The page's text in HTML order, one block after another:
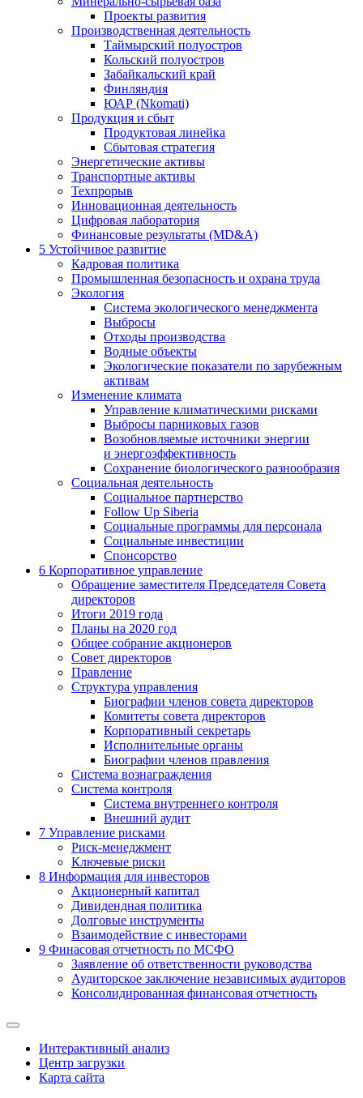
Проекты развития
Производственная деятельность
Таймырский полуостров
Кольский полуостров
Забайкальский край
Финляндия
ЮАР (Nkomati)
Продукция и сбыт
Продуктовая линейка
Сбытовая стратегия
Энергетические активы
Транспортные активы
Техпрорыв
Инновационная деятельность
Цифровая лаборатория
Финансовые результаты (MD&A)
5 Устойчивое развитие
Кадровая политика
Промышленная безопасность и охрана труда
Экология
Система экологического менеджмента
Выбросы
Отходы производства
Водные объекты
Экологические показатели по зарубежным
активам
Изменение климата
Управление климатическими рисками
Выбросы парниковых газов
Возобновляемые источники энергии
и энергоэффективность
Сохранение биологического разнообразия
Социальная деятельность
Социальное партнерство
Follow Up Siberia
Социальные программы для персонала
Социальные инвестиции
Спонсорство
6 Корпоративное управление
Обращение заместителя Председателя Совета
директоров
Итоги 2019 года
Планы на 2020 год
Общее собрание акционеров
Совет директоров
Правление
Структура управления
Биографии членов совета директоров
Комитеты совета директоров
Корпоративный секретарь
Исполнительные органы
Биографии членов правления
Система вознаграждения
Система контроля
Система внутреннего контроля
Внешний аудит
7 Управление рисками
Риск-менеджмент
Ключевые риски
8 Информация для инвесторов
Акционерный капитал
Дивидендная политика
Долговые инструменты
Взаимодействие с инвеcторами
9 Финасовая отчетность по МСФО
Заявление об ответственности руководства
Аудиторское заключение независимых аудиторов
Консолидированная финансовая отчетность
Интерактивный анализ
Центр загрузки
Карта сайта